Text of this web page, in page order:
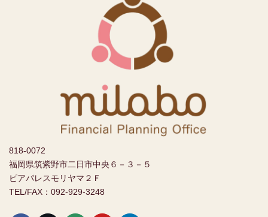
818-0072
福岡県筑紫野市二日市中央６－３－５
ピアパレスモリヤマ２Ｆ
TEL/FAX：092-929-3248